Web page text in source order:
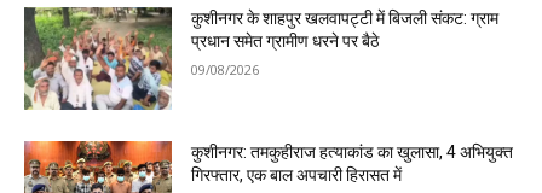
कुशीनगर के शाहपुर खलवापट्टी में बिजली संकट: ग्राम
प्रधान समेत ग्रामीण धरने पर बैठे
09/08/2026
कुशीनगर: तमकुहीराज हत्याकांड का खुलासा, 4 अभियुक्त
गिरफ्तार, एक बाल अपचारी हिरासत में